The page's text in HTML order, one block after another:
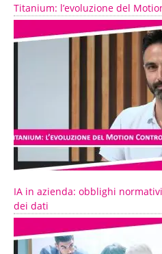
Titanium: l’evoluzione del
IA in azienda: obblighi
dei dati